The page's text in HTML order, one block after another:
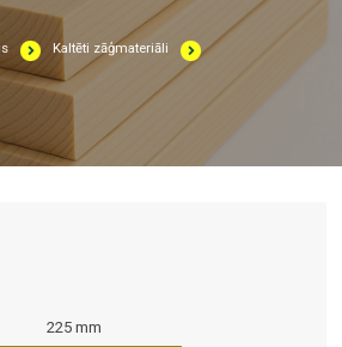
Kaltēti zāģmateriāli
225 mm